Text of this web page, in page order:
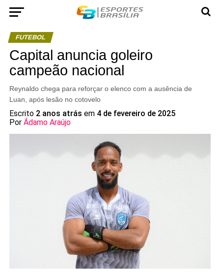
FUTEBOL
Capital anuncia goleiro
campeão nacional
Reynaldo chega para reforçar o elenco com a ausência de
Luan, após lesão no cotovelo
Escrito 2 anos atrás em 4 de fevereiro de 2025
Por Ádamo Araújo